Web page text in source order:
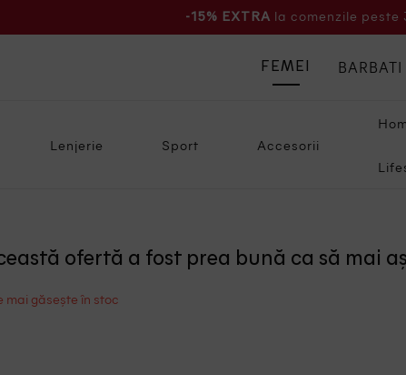
-15% EXTRA la comenzile peste
Lenjerie Sport Accesorii
FEMEI BARBATI
ofertă a fost prea bună ca să mai
mai găsește în stoc